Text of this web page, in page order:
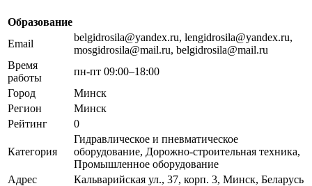
Образование
Email
belgidrosila@yandex.ru, lengidrosila@yandex.ru,
mosgidrosila@mail.ru, belgidrosila@mail.ru
Время
работы
пн-пт 09:00–18:00
Город
Минск
Регион
Минск
Рейтинг
0
Категория
Гидравлическое и пневматическое
оборудование, Дорожно-строительная техника,
Промышленное оборудование
Адрес
Кальварийская ул., 37, корп. 3, Минск, Беларусь